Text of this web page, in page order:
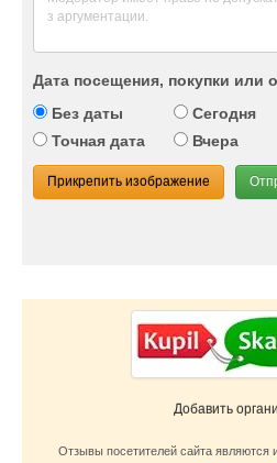
Дата посещения, покупки или
Без даты
Сегодня
Точная дата
Вчера
Прикрепить изображение
Добавить
Отзывы посетителей сайта являются